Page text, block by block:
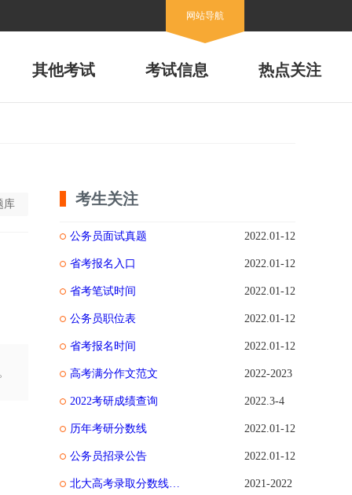
网站导航
其他考试 考试信息 热点关注
库 考生关注
公务员面试真题
省考报名入口
省考笔试时间
公务员职位表
省考报名时间
高考满分作文范文
2022考研成绩查询
历年考研分数线
公务员招录公告
北大高考录取分数线是多少
2022.01-12
2022.01-12
2022.01-12
2022.01-12
2022.01-12
2022-2023
2022.3-4
2022.01-12
2022.01-12
2021-2022